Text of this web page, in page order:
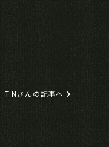
T.Nさんの記事へ